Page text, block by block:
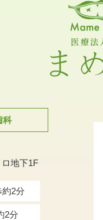
科
地下1F
2分
2分